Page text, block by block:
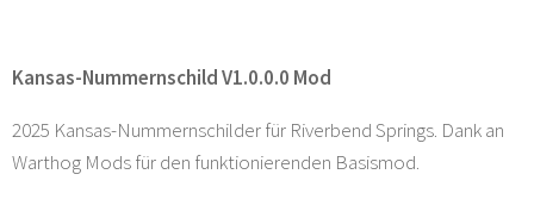
Kansas-Nummernschild V1.0.0.0 Mod
2025 Kansas-Nummernschilder für Riverbend Springs. Dank an
Warthog Mods für den funktionierenden Basismod.